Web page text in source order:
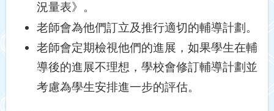
況量表》。
老師會為他們訂立及推行適切的輔導計劃。
老師會定期檢視他們的進展，如果學生在輔
導後的進展不理想，學校會修訂輔導計劃並
考慮為學生安排進一步的評估。